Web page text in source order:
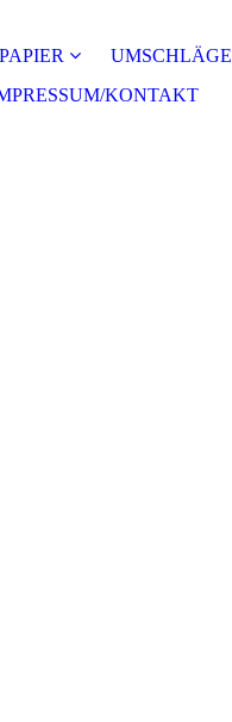
UMSCHLÄGE
KONTAKT